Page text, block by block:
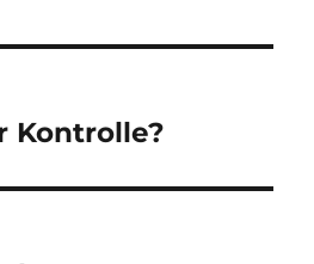
Kontrolle?